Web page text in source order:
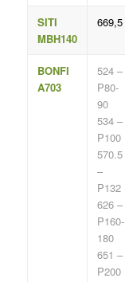
SITI
MBH140
669,5
BONFI
A703
524 –
P80-
90
534 –
P100
570.5
–
P132
626 –
P160-
180
651 –
P200